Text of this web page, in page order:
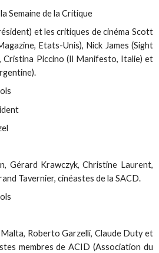
Semaine de la Critique
et les critiques de cinéma Scott
Etats-Unis), Nick James (Sight
Cristina Piccino (Il Manifesto, Italie) et
Gérard Krawczyk, Christine Laurent,
Tavernier, cinéastes de la SACD.
Roberto Garzelli, Claude Duty et
membres de ACID (Association du